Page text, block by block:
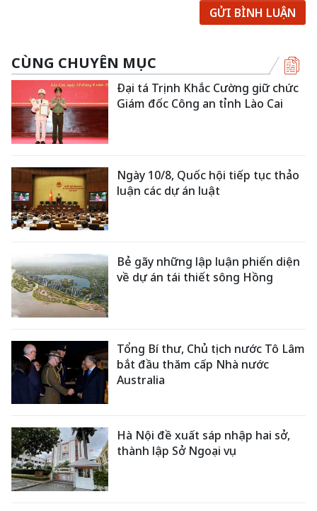
GỬI BÌNH LUẬN
CÙNG CHUYÊN MỤC
Đại tá Trịnh Khắc Cường giữ chức
Giám đốc Công an tỉnh Lào Cai
Ngày 10/8, Quốc hội tiếp tục thảo
luận các dự án luật
Bẻ gãy những lập luận phiến diện
về dự án tái thiết sông Hồng
Tổng Bí thư, Chủ tịch nước Tô Lâm
bắt đầu thăm cấp Nhà nước
Australia
Hà Nội đề xuất sáp nhập hai sở,
thành lập Sở Ngoại vụ